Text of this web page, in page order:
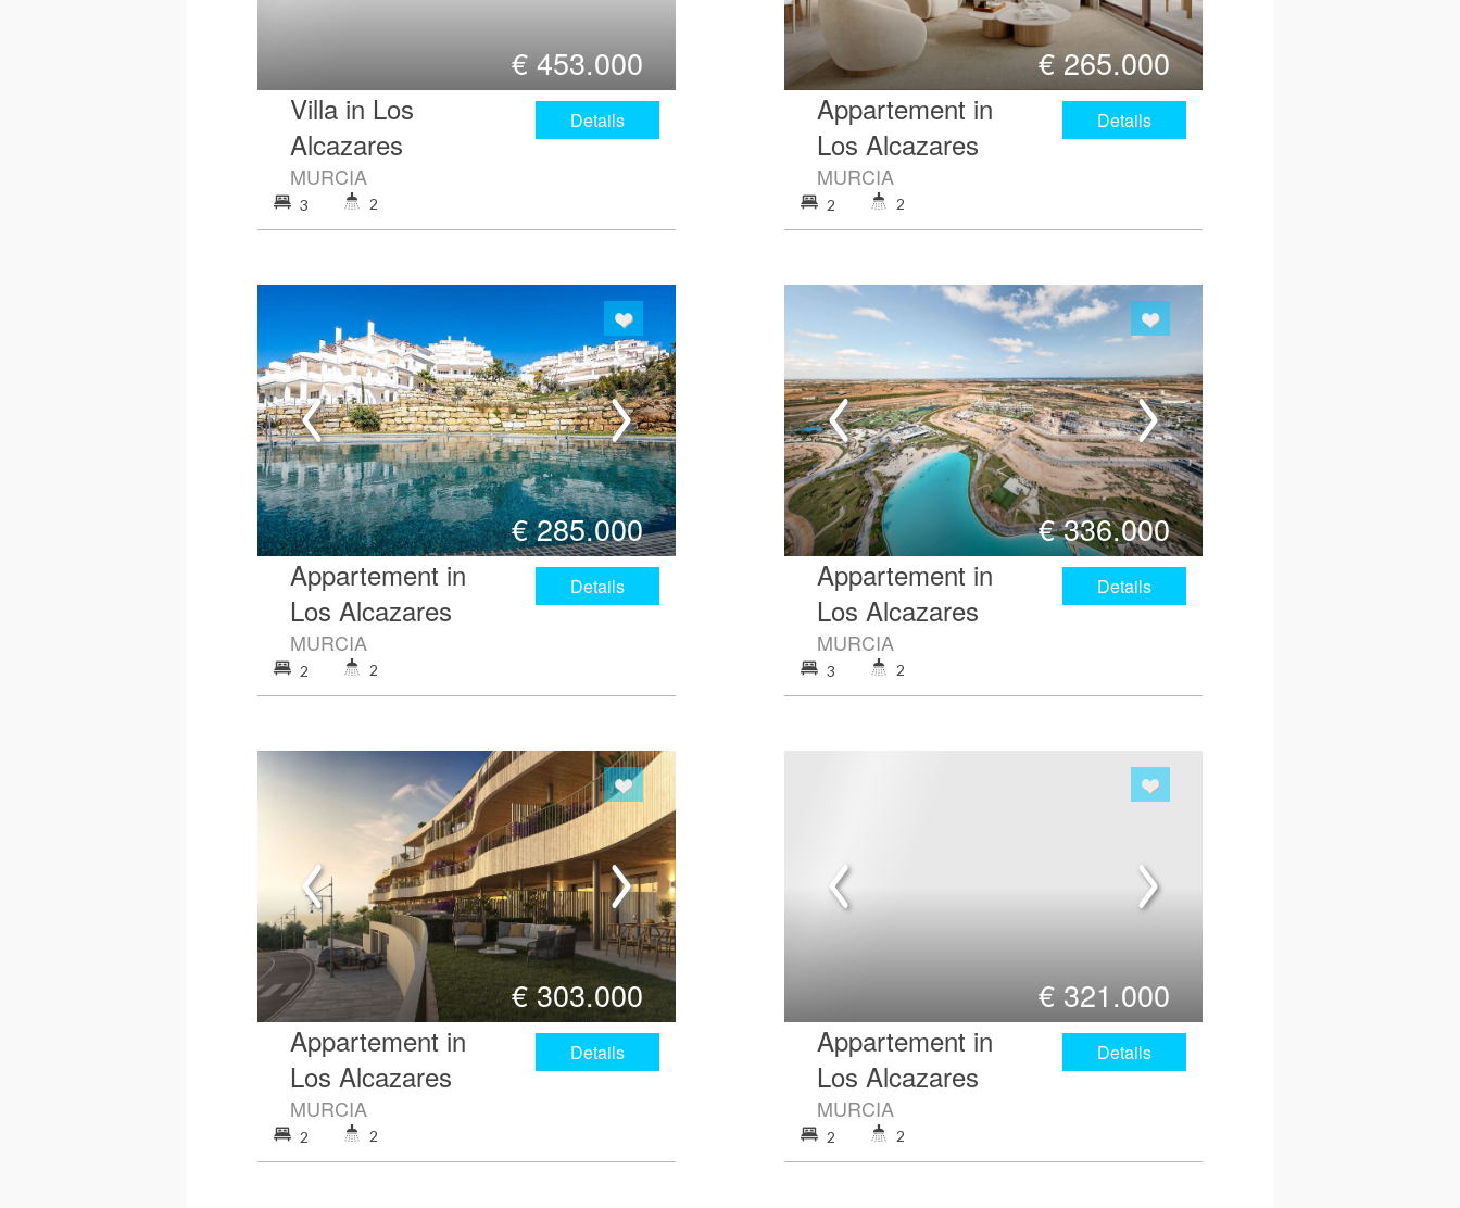
€ 453.000
Villa in Los
Alcazares
MURCIA
Details
3 2
€ 265.000
Appartement in
Los Alcazares
MURCIA
Details
2 2
€ 285.000
Appartement in
Los Alcazares
MURCIA
Details
2 2
€ 336.000
Appartement in
Los Alcazares
MURCIA
Details
3 2
€ 303.000
Appartement in
Los Alcazares
MURCIA
Details
2 2
€ 321.000
Appartement in
Los Alcazares
MURCIA
Details
2 2